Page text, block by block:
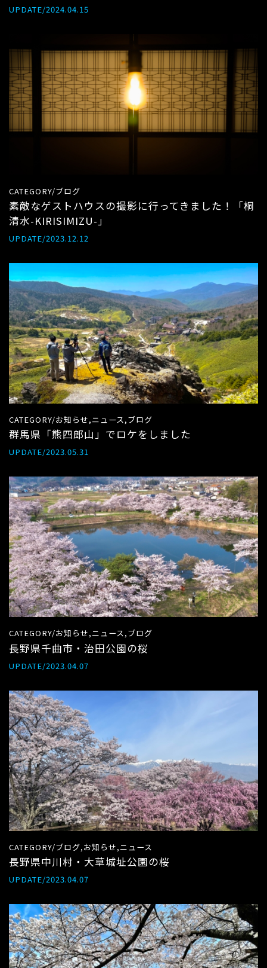
UPDATE/2024.04.15
CATEGORY/ブログ
素敵なゲストハウスの撮影に行ってきました！「桐
清水-KIRISIMIZU-」
UPDATE/2023.12.12
CATEGORY/お知らせ,ニュース,ブログ
群馬県「熊四郎山」でロケをしました
UPDATE/2023.05.31
CATEGORY/お知らせ,ニュース,ブログ
長野県千曲市・治田公園の桜
UPDATE/2023.04.07
CATEGORY/ブログ,お知らせ,ニュース
長野県中川村・大草城址公園の桜
UPDATE/2023.04.07